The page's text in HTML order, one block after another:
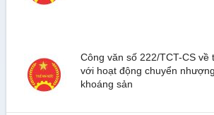
Công văn số 222/TCT-CS về
với hoạt động chuyển
khoáng sản